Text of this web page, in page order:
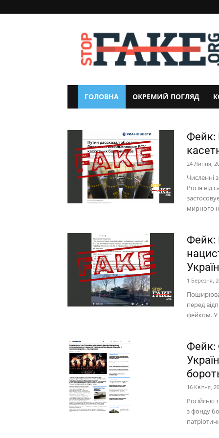
StopFake
ГОЛОВНА ОКРЕМИЙ ПОГЛЯД
Фейк:
24 Липня,
Численні
Росія
мирного
Фейк:
1 Березня,
перед
фейком. У
Фейк:
16 Квітня,
з фонду